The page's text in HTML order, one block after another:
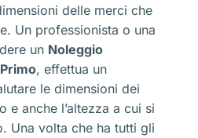
delle merci che
Un professionista o una
un Noleggio
, effettua un
le dimensioni dei
e anche l’altezza a cui si
Una volta che ha tutti gli